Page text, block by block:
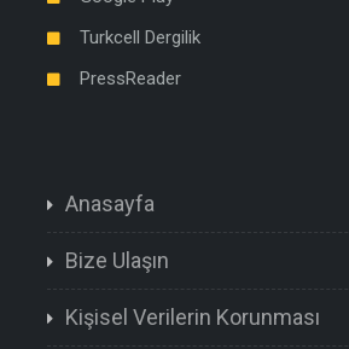
Turkcell Dergilik
PressReader
Anasayfa
Bize Ulaşın
Kişisel Verilerin Korunması